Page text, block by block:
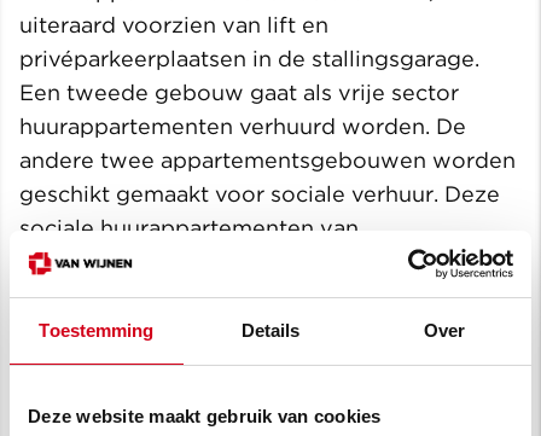
Toestemming Details Over
Deze website maakt gebruik van cookies
uiteraard voorzien van lift en
privéparkeerplaatsen in de stallingsgarage.
Een tweede gebouw gaat als vrije sector
huurappartementen verhuurd worden. De
andere twee appartementsgebouwen worden
geschikt gemaakt voor sociale verhuur. Deze
sociale huurappartementen van
Woningstichting Leusden worden ruim na de
start van de bouw aangeboden via WoningNet
Eemvallei. Bij Woningnet ingeschreven
woningzoekenden kunnen op zijn vroegst pas
appartementen.